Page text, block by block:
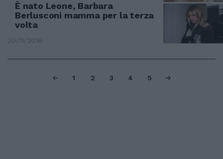
È nato Leone, Barbara
Berlusconi mamma per la terza
volta
20/11/2016
1 2 3 4 5